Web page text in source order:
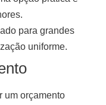
para grandes
uniforme.
um orçamento